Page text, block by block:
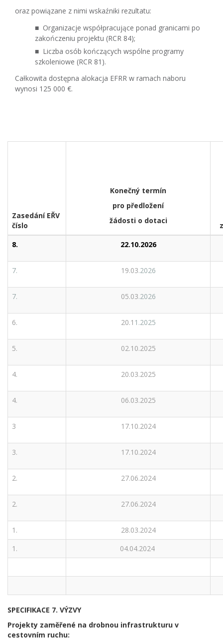
oraz powiązane z nimi wskaźniki rezultatu:
Organizacje współpracujące ponad granicami po
zakończeniu projektu (RCR 84);
Liczba osób kończących wspólne programy
szkoleniowe (RCR 81).
Całkowita dostępna alokacja EFRR w ramach naboru
wynosi 125 000 €.
Zasedání EŘV
číslo
Konečný termín
pro předložení
žádosti o dotaci
8.
22.10.2026
7. 19.03.2026
7. 05.03.2026
6. 20.1 1.2025
5. 02.10.2025
4. 20.03.2025
4. 06.03.2025
3 17.10.2024
3. 17.10.2024
2. 27.06.2024
2. 27.06.2024
1.
28.03.2024
1.
04.04.2024
SPECIFIKACE 7. VÝZVY
Projekty zaměřené na drobnou infrastrukturu v
cestovním ruchu: